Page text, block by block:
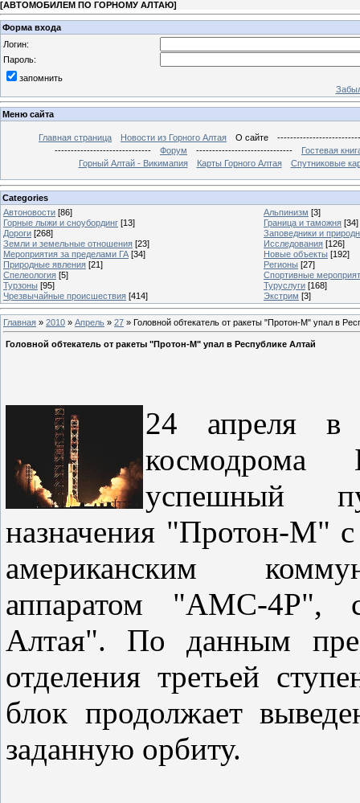
[АВТОМОБИЛЕМ ПО ГОРНОМУ АЛТАЮ]
Форма входа
Логин:
Пароль:
запомнить
Меню сайта
Главная страница Новости из Горного Алтая О сайте
------------------------------
Форум ------------------------------
Гостевая
Горный Алтай - Викимапия
Карты Горного Алтая Спутниковые
Categories
Автоновости [86] Альпинизм [3]
Горные лыжи и сноубординг [13] Граница и таможня [34]
Дороги [268]
Заповедники и
Земли и земельные отношения [23] Исследования [126]
Мероприятия за пределами ГА [34] Новые объекты [192]
Природные явления [21] Регионы [27]
Спелеология [5]
Спортивные
Турзоны [95] Туруслуги [168]
Чрезвычайные происшествия [414] Экстрим [3]
Главная » 2010 » Апрель » 27 » Головной обтекатель от ракеты "Протон-М" упал в
Головной обтекатель от ракеты "Протон-М" упал в Республике Алтай
24 апреля в
космодрома
успешный
назначения "Протон-М"
американским
аппаратом "АМС-4Р",
Алтая". По данным
отделения третьей
блок продолжает
заданную орбиту.